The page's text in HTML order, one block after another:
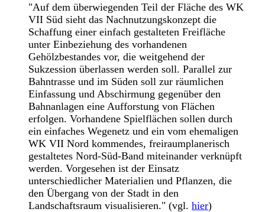
"Auf dem überwiegenden Teil der Fläche des WK
VII Süd sieht das Nachnutzungskonzept die
Schaffung einer einfach gestalteten Freifläche
unter Einbeziehung des vorhandenen
Gehölzbestandes vor, die weitgehend der
Sukzession überlassen werden soll. Parallel zur
Bahntrasse und im Süden soll zur räumlichen
Einfassung und Abschirmung gegenüber den
Bahnanlagen eine Aufforstung von Flächen
erfolgen. Vorhandene Spielflächen sollen durch
ein einfaches Wegenetz und ein vom ehemaligen
WK VII Nord kommendes, freiraumplanerisch
gestaltetes Nord-Süd-Band miteinander verknüpft
werden. Vorgesehen ist der Einsatz
unterschiedlicher Materialien und Pflanzen, die
den Übergang von der Stadt in den
Landschaftsraum visualisieren." (vgl. hier)